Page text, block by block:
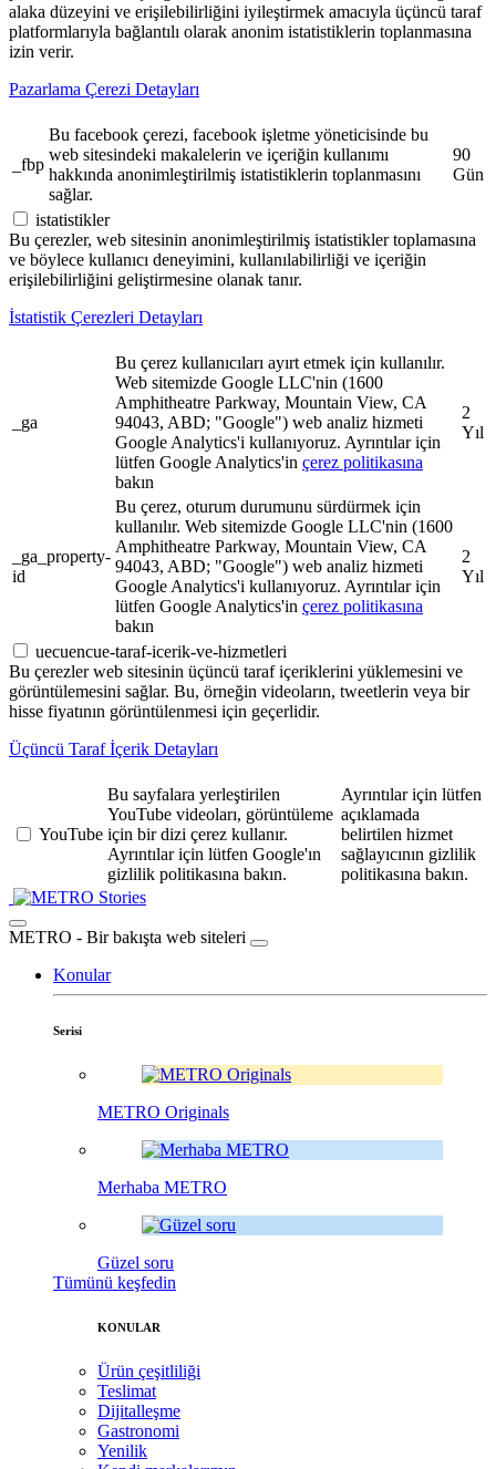
alaka düzeyini ve erişilebilirliğini iyileştirmek amacıyla üçüncü taraf
platformlarıyla bağlantılı olarak anonim istatistiklerin toplanmasına
izin verir.
Pazarlama Çerezi Detayları
_fbp
Bu facebook çerezi, facebook işletme yöneticisinde bu
web sitesindeki makalelerin ve içeriğin kullanımı
hakkında anonimleştirilmiş istatistiklerin toplanmasını
sağlar.
90
Gün
istatistikler
Bu çerezler, web sitesinin anonimleştirilmiş istatistikler toplamasına
ve böylece kullanıcı deneyimini, kullanılabilirliği ve içeriğin
erişilebilirliğini geliştirmesine olanak tanır.
İstatistik Çerezleri Detayları
_ga
Bu çerez kullanıcıları ayırt etmek için kullanılır.
Web sitemizde Google LLC'nin (1600
Amphitheatre Parkway, Mountain View, CA
94043, ABD; "Google") web analiz hizmeti
Google Analytics'i kullanıyoruz. Ayrıntılar için
lütfen Google Analytics'in çerez politikasına
bakın
2
Yıl
_ga_property-
id
Bu çerez, oturum durumunu sürdürmek için
kullanılır. Web sitemizde Google LLC'nin (1600
Amphitheatre Parkway, Mountain View, CA
94043, ABD; "Google") web analiz hizmeti
Google Analytics'i kullanıyoruz. Ayrıntılar için
lütfen Google Analytics'in çerez politikasına
bakın
2
Yıl
uecuencue-taraf-icerik-ve-hizmetleri
Bu çerezler web sitesinin üçüncü taraf içeriklerini yüklemesini ve
görüntülemesini sağlar. Bu, örneğin videoların, tweetlerin veya bir
hisse fiyatının görüntülenmesi için geçerlidir.
Üçüncü Taraf İçerik Detayları
YouTube
Bu sayfalara yerleştirilen
YouTube videoları, görüntüleme
için bir dizi çerez kullanır.
Ayrıntılar için lütfen Google'ın
gizlilik politikasına bakın.
Ayrıntılar için lütfen
açıklamada
belirtilen hizmet
sağlayıcının gizlilik
politikasına bakın.
Stories
METRO - Bir bakışta web siteleri
Konular
Serisi
METRO Originals
Merhaba METRO
Güzel soru
Tümünü keşfedin
KONULAR
Ürün çeşitliliği
Teslimat
Dijitalleşme
Gastronomi
Yenilik